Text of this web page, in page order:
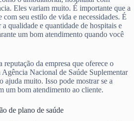
Eles variam muito. É importante que a
seu estilo de vida e necessidades. É
qualidade e quantidade de hospitais e
um bom atendimento quando você
reputação da empresa que oferece o
Nacional de Saúde Suplementar
ajuda muito. Isso pode mostrar se a
um bom atendimento ao cliente.
de plano de saúde